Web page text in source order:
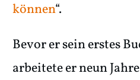
können“.
Bevor er sein erstes
arbeitete er neun